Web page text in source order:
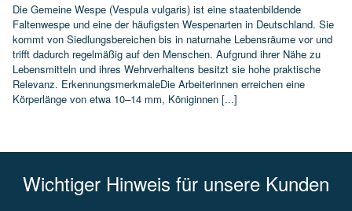
Die Gemeine Wespe (Vespula vulgaris) ist eine staatenbildende
Faltenwespe und eine der häufigsten Wespenarten in Deutschland. Sie
kommt von Siedlungsbereichen bis in naturnahe Lebensräume vor und
trifft dadurch regelmäßig auf den Menschen. Aufgrund ihrer Nähe zu
Lebensmitteln und ihres Wehrverhaltens besitzt sie hohe praktische
Relevanz. ErkennungsmerkmaleDie Arbeiterinnen erreichen eine
Körperlänge von etwa 10–14 mm, Königinnen [...]
Wichtiger Hinweis für unsere Kunden